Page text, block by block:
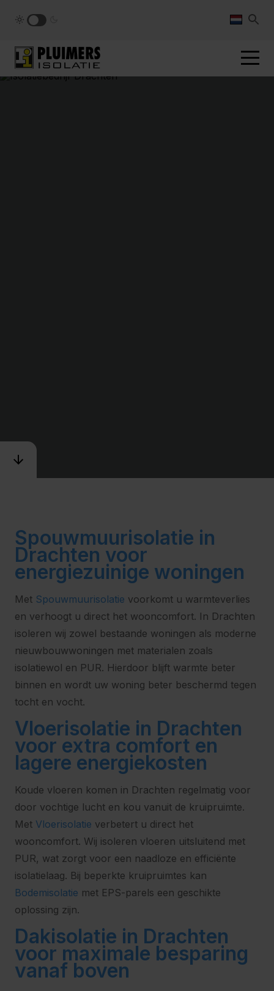
Spouwmuurisolatie in
Drachten voor
energiezuinige woningen
Met Spouwmuurisolatie voorkomt u warmteverlies
en verhoogt u direct het wooncomfort. In Drachten
isoleren wij zowel bestaande woningen als moderne
nieuwbouwwoningen met materialen zoals
isolatiewol en PUR. Hierdoor blijft warmte beter
binnen en wordt uw woning beter beschermd tegen
tocht en vocht.
Vloerisolatie in Drachten
voor extra comfort en
lagere energiekosten
Koude vloeren komen in Drachten regelmatig voor
door vochtige lucht en kou vanuit de kruipruimte.
Met Vloerisolatie verbetert u direct het
wooncomfort. Wij isoleren vloeren uitsluitend met
PUR, wat zorgt voor een naadloze en efficiënte
isolatielaag. Bij beperkte kruipruimtes kan
Bodemisolatie met EPS-parels een geschikte
oplossing zijn.
Dakisolatie in Drachten
voor maximale besparing
vanaf boven